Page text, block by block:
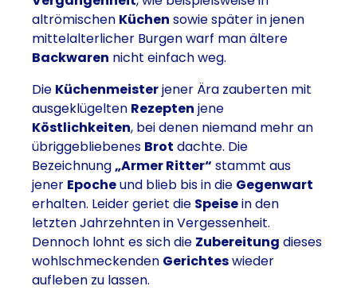
altrömischen Küchen sowie später in jenen
mittelalterlicher Burgen warf man ältere
Backwaren nicht einfach weg.
Die Küchenmeisterjener Ära zauberten mit
ausgeklügelten Rezepten jene
Köstlichkeiten, bei denen niemand mehr an
übriggebliebenes Brot dachte. Die
Bezeichnung„Armer Ritter“ stammt aus
jener Epocheund blieb bis in die Gegenwart
erhalten. Leider geriet die Speisein den
letzten Jahrzehnten in Vergessenheit.
Dennoch lohnt es sich die Zubereitung dieses
wohlschmeckenden Gerichteswieder
aufleben zu lassen.